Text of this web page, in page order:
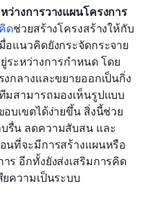
ว่างการวางแผนโครงการ
ดช่วยสร้างโครงสร้างให้กับ
อแนวคิดยังกระจัดกระจาย
ะหว่างการกำหนด โดย
กลางและขยายออกเป็นกิ่ง
มสามารถมองเห็นรูปแบบ
บเขตได้ง่ายขึ้น สิ่งนี้ช่วย
รื่น ลดความสับสน และ
นที่จะมีการสร้างแผนหรือ
ร อีกทั้งยังส่งเสริมการคิด
ยความเป็นระบบ